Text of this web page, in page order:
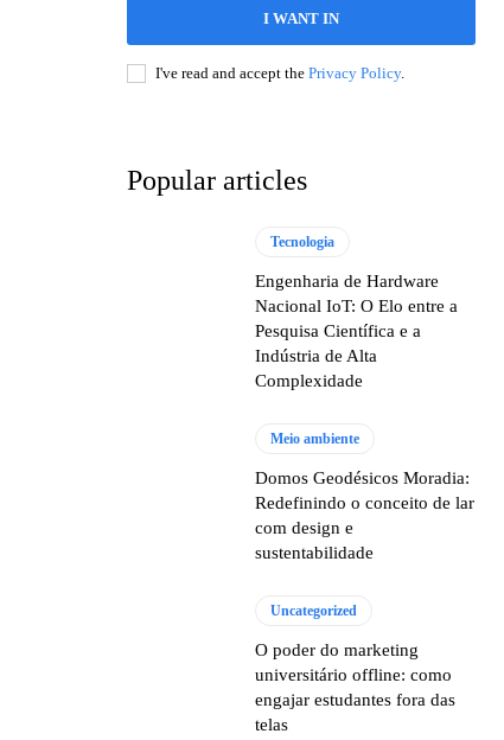
I WANT IN
I've read and accept the Privacy Policy.
Popular articles
Tecnologia
Engenharia de Hardware
Nacional IoT: O Elo entre a
Pesquisa Científica e a
Indústria de Alta
Complexidade
Meio ambiente
Domos Geodésicos Moradia:
Redefinindo o conceito de lar
com design e
sustentabilidade
Uncategorized
O poder do marketing
universitário offline: como
engajar estudantes fora das
telas